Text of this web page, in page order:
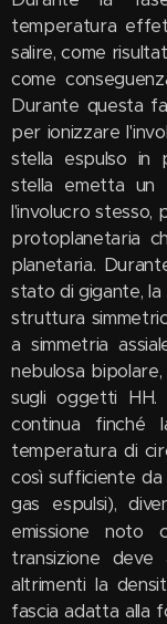
temperatura
salire, come
come
Durante questa
per ionizzare
stella espulso in
stella emetta un
l'involucro stesso,
protoplanetaria
planetaria.
stato di gigante,
struttura
a simmetria
nebulosa
sugli oggetti
continua finché
temperatura di
così sufficiente da
gas espulsi),
emissione noto
transizione
altrimenti la
fascia adatta alla